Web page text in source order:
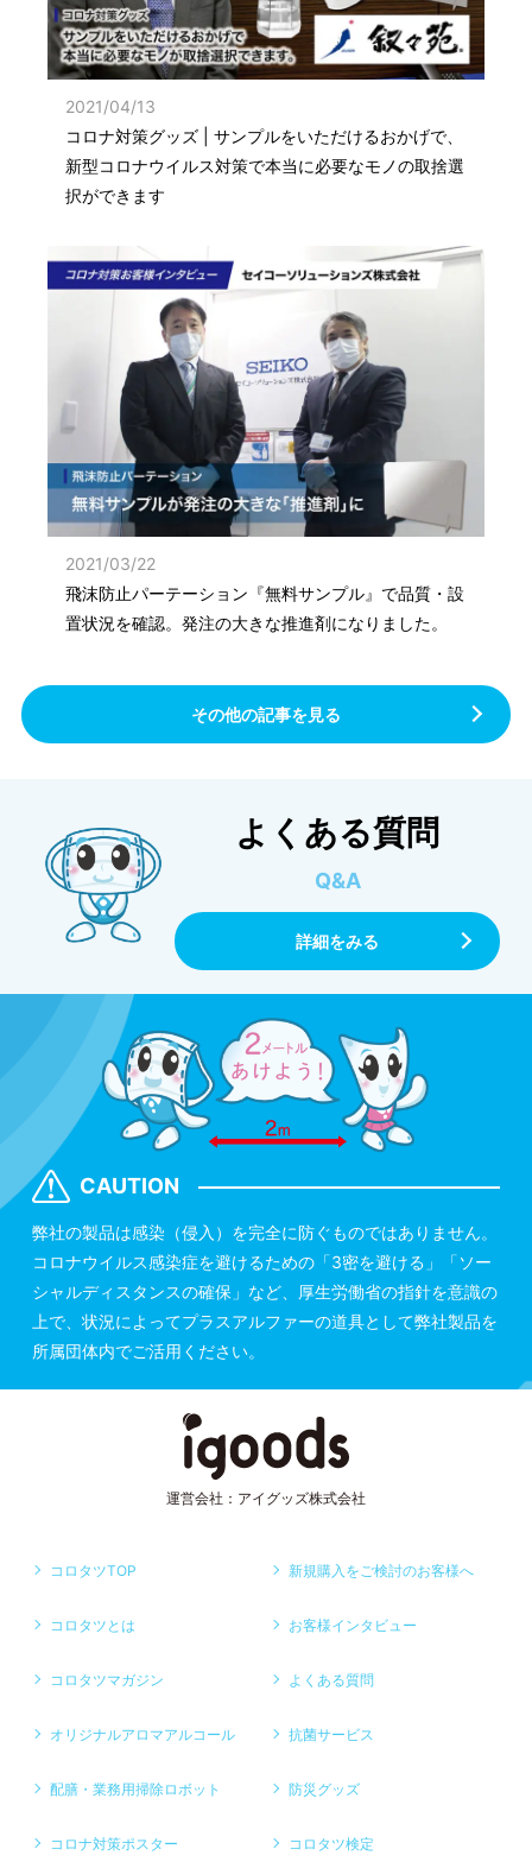
2021/04/13
コロナ対策グッズ | サンプルをいただけるおかげで、
新型コロナウイルス対策で本当に必要なモノの取捨選
択ができます
2021/03/22
飛沫防止パーテーション『無料サンプル』で品質・設
置状況を確認。発注の大きな推進剤になりました。
その他の記事を見る
よくある質問
Q&A
詳細をみる
CAUTION
弊社の製品は感染（侵入）を完全に防ぐものではありません。
コロナウイルス感染症を避けるための「3密を避ける」「ソー
シャルディスタンスの確保」など、厚生労働省の指針を意識の
上で、状況によってプラスアルファーの道具として弊社製品を
所属団体内でご活用ください。
運営会社：アイグッズ株式会社
コロタツTOP 新規購入をご検討のお客様へ
コロタツとは お客様インタビュー
コロタツマガジン よくある質問
オリジナルアロマアルコール 抗菌サービス
配膳・業務用掃除ロボット 防災グッズ
コロナ対策ポスター コロタツ検定